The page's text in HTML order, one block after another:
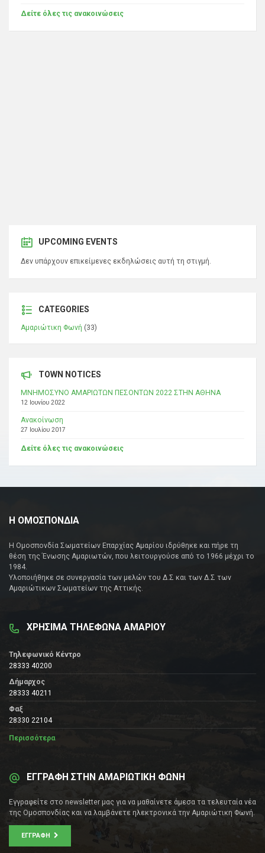
Δείτε όλες τις ανακοινώσεις
UPCOMING EVENTS
Δεν υπάρχουν επικείμενες εκδηλώσεις αυτή τη στιγμή.
CATEGORIES
Αμαριώτικη Φωνή (33)
TOWN NOTICES
ΜΝΗΜΟΣΥΝΟ ΑΜΑΡΙΩΤΩΝ ΠΕΣΟΝΤΩΝ 2022 ΣΤΗΝ ΑΘΗΝΑ
12 Ιουνίου 2022
Ανακοίνωση
27 Ιουλίου 2017
Δείτε όλες τις ανακοινώσεις
Η ΟΜΟΣΠΟΝΔΙΑ
Η Ομοσπονδία Σωματείων Επαρχίας Αμαρίου ιδρύθηκε και πήρε τη
θέση της Ένωσης Αμαριωτών, που λειτουργούσε από το 1966 μέχρι το
1984.
Υλοποιήθηκε σε συνεργασία των μελών του Δ.Σ και των Δ.Σ των
Αμαριώτικων Σωματείων της Αττικής.
ΧΡΗΣΙΜΑ ΤΗΛΕΦΩΝΑ ΑΜΑΡΙΟΥ
Τηλεφωνικό Κέντρο
28333 40200
Δήμαρχος
28333 40211
Φαξ
28330 22104
Περισσότερα
ΕΓΓΡΑΦΗ ΣΤΗΝ ΑΜΑΡΙΩΤΙΚΗ ΦΩΝΗ
Εγγραφείτε στο newsletter μας για να μαθαίνετε άμεσα τα τελευταία νέα
της Ομοσπονδίας και να λαμβάνετε ηλεκτρονικά την Αμαριώτικη Φωνή.
ΕΓΓΡΑΦΉ